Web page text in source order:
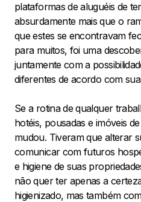
plataformas de aluguéis de
absurdamente mais que o
que estes se encontravam
para muitos, foi uma
juntamente com a
diferentes de acordo com
Se a rotina de qualquer
hotéis, pousadas e imóveis
mudou. Tiveram que alterar
comunicar com futuros
e higiene de suas
não quer ter apenas a
higienizado, mas também